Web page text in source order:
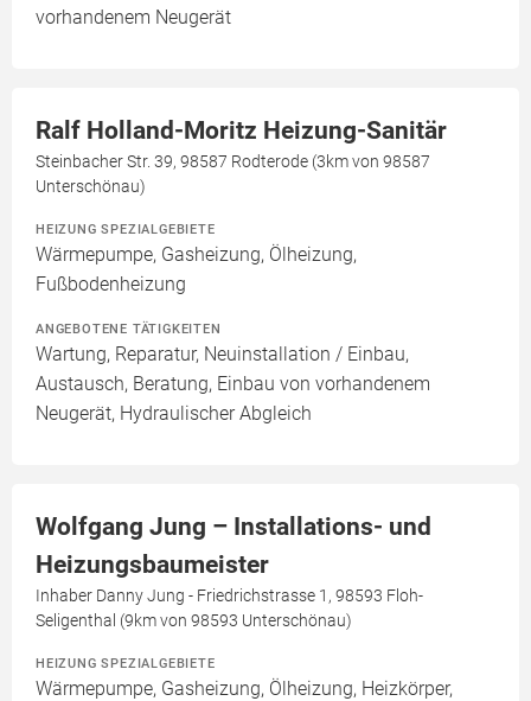
vorhandenem Neugerät
Ralf Holland-Moritz Heizung-Sanitär
Steinbacher Str. 39, 98587 Rodterode (3km von 98587
Unterschönau)
HEIZUNG SPEZIALGEBIETE
Wärmepumpe, Gasheizung, Ölheizung,
Fußbodenheizung
ANGEBOTENE TÄTIGKEITEN
Wartung, Reparatur, Neuinstallation / Einbau,
Austausch, Beratung, Einbau von vorhandenem
Neugerät, Hydraulischer Abgleich
Wolfgang Jung – Installations- und
Heizungsbaumeister
Inhaber Danny Jung - Friedrichstrasse 1, 98593 Floh-
Seligenthal (9km von 98593 Unterschönau)
HEIZUNG SPEZIALGEBIETE
Wärmepumpe, Gasheizung, Ölheizung, Heizkörper,